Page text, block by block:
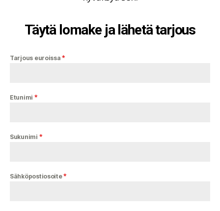
Täytä lomake ja lähetä tarjous
Tarjous euroissa*
Etunimi *
Sukunimi *
Sähköpostiosoite*